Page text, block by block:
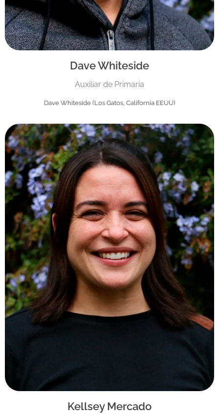
Dave Whiteside
Auxiliar de Primaria
Dave Whiteside (Los Gatos, California EEUU)
Kellsey Mercado